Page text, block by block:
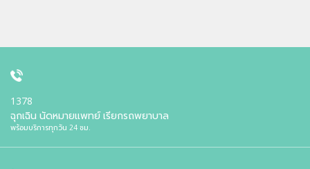
1378
ฉุกเฉิน นัดหมายแพทย์ เรียกรถพยาบาล
พร้อมบริการทุกวัน 24 ชม.